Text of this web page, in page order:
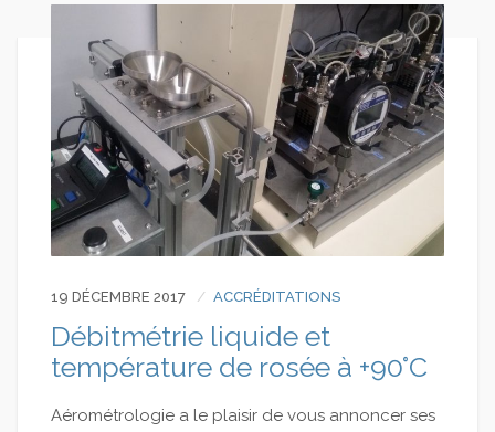
19 DÉCEMBRE 2017 ACCRÉDITATIONS
Débitmétrie liquide et
température de rosée à +90°C
Aérométrologie a le plaisir de vous annoncer ses